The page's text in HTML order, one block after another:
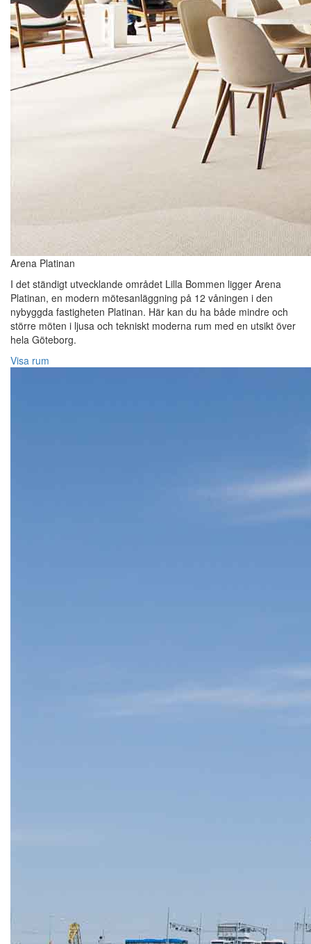
Arena Platinan
I det ständigt utvecklande området Lilla Bommen ligger Arena
Platinan, en modern mötesanläggning på 12 våningen i den
nybyggda fastigheten Platinan. Här kan du ha både mindre och
större möten i ljusa och tekniskt moderna rum med en utsikt över
hela Göteborg.
Visa rum